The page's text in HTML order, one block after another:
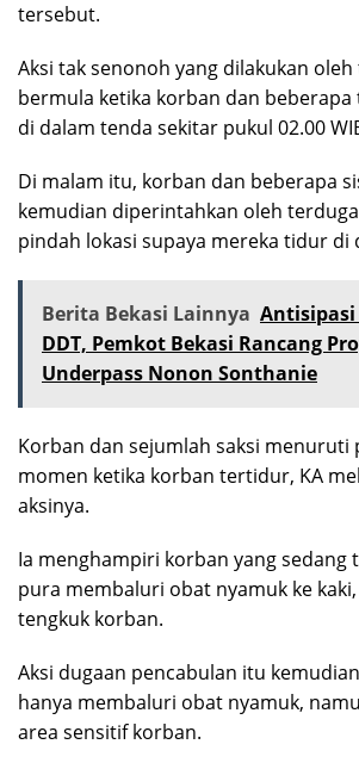
tersebut.
Aksi tak senonoh yang dilakukan
bermula ketika korban dan
di dalam tenda sekitar pukul 02.00
Di malam itu, korban dan beberapa
kemudian diperintahkan oleh
pindah lokasi supaya mereka tidur di
Berita Bekasi Lainnya Antisipasi
DDT, Pemkot Bekasi Rancang
Underpass Nonon Sonthanie
Korban dan sejumlah saksi menuruti
momen ketika korban tertidur, KA
aksinya.
Ia menghampiri korban yang sedang
pura membaluri obat nyamuk ke
tengkuk korban.
Aksi dugaan pencabulan itu
hanya membaluri obat nyamuk,
area sensitif korban.